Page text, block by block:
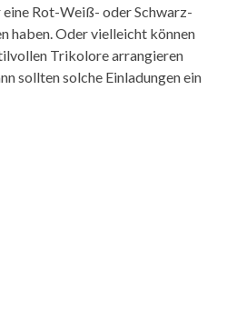
eine Rot-Weiß- oder Schwarz-
haben. Oder vielleicht können
Trikolore arrangieren
sollten solche Einladungen ein